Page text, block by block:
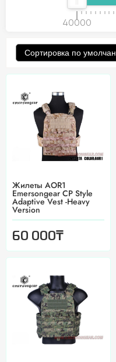
40000
Жилеты AOR1
Emersongear CP Style
Adaptive Vest -Heavy
Version
60 000₸